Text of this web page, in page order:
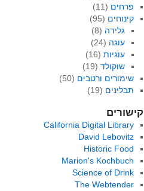
פרחים (11)
קינוחים (95)
גלידה (8)
עוגה (24)
עוגיות (16)
שוקולד (19)
שימורים ורטבים (50)
תבלינים (19)
קישורים
California Digital Library
David Lebovitz
Historic Food
Marion's Kochbuch
Science of Drink
The Webtender